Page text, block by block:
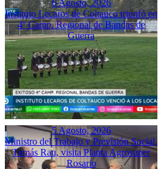
6 Agosto, 2026
Instituto Lecaros de Coltauco triunfó en
4º Camp. Regional de Bandas de
Guerra
5 Agosto, 2026
Ministro del Trabajo y Previsión Social,
Tomás Rau, visita Planta Agrosuper
Rosario